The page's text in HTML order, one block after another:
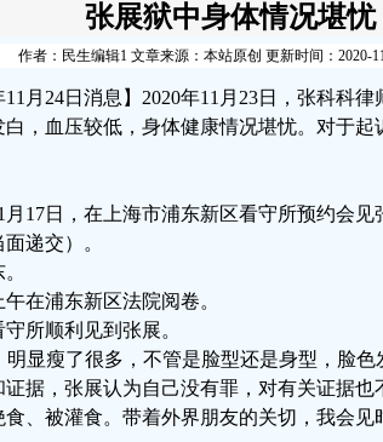
张展狱中身体情况堪忧
作者：民生编辑1 文章来源：本站原创 更新时间：2020-
11月24日消息】2020年11月23日，张科科
白，血压较低，身体健康情况堪忧。对于
17日，在上海市浦东新区看守所预约会
递交）。
在浦东新区法院阅卷。
所顺利见到张展。
显瘦了很多，不管是脸型还是身型，脸色
据，张展认为自己没有罪，对有关证据也
、被灌食。带着外界朋友的关切，我会